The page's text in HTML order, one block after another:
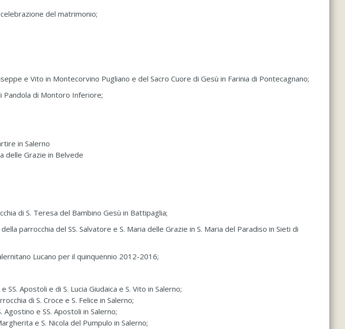
del matrimonio;
e Vito in Montecorvino Pugliano e del Sacro Cuore di Gesù in Farinia di Pontecagnano;
Pandola di Montoro Inferiore;
in Salerno
delle Grazie in Belvede
di S. Teresa del Bambino Gesù in Battipaglia;
della parrocchia del SS. Salvatore e S. Maria delle Grazie in S. Maria del Paradiso in Sieti di
Lucano per il quinquennio 2012-2016;
SS. Apostoli e di S. Lucia Giudaica e S. Vito in Salerno;
di S. Croce e S. Felice in Salerno;
Agostino e SS. Apostoli in Salerno;
e S. Nicola del Pumpulo in Salerno;